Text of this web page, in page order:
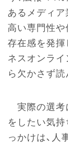
あるメディア
高い専門性や
存在感を発揮
ネスオンライ
ら欠かさず読
実際の選考
をしたい気持
っかけは、人